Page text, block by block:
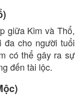
giữa Kim và Thổ,
cho người tuổi
có thể gây ra sự
đến tài lộc.